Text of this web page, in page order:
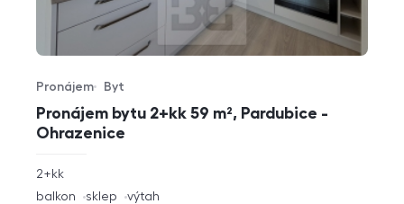
Pronájem bytu 2+kk 59 m², Pardubice -
Ohrazenice
Typ nabídky
Pronájem
Typ nemovitosti
Byt
rozměry
dispozice
2+kk
funkce
balkon sklep výtah